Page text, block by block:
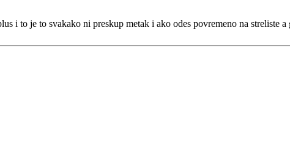
i to je to svakako ni preskup metak i ako odes povremeno na streliste